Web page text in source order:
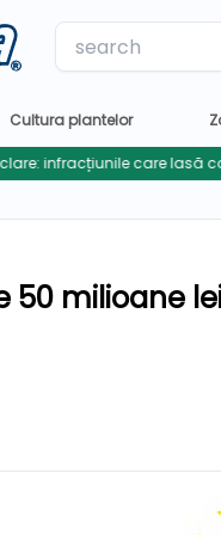
Label
Cultura plantelor
50 milioane